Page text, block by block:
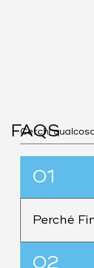
FAQS
01
Perché
Puoi vedere
02